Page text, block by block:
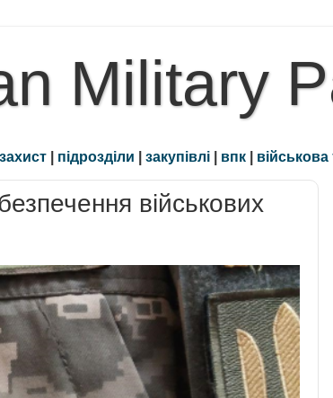
Military
| підрозділи | закупівлі | впк | військова
військових